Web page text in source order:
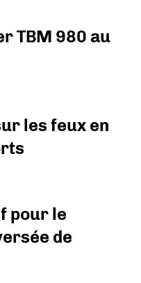
TBM 980 au
les feux en
pour le
de